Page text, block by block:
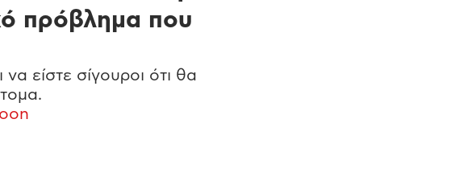
πρόβλημα που
είστε σίγουροι ότι θα